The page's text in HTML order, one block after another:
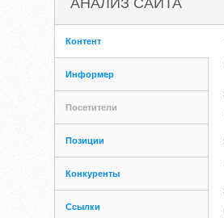
АНАЛИЗ САЙТА
Контент
Информер
Посетители
Позиции
Конкуренты
Ссылки